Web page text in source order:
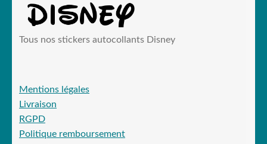
Tous nos stickers autocollants Disney
Mentions légales
Livraison
RGPD
Politique remboursement